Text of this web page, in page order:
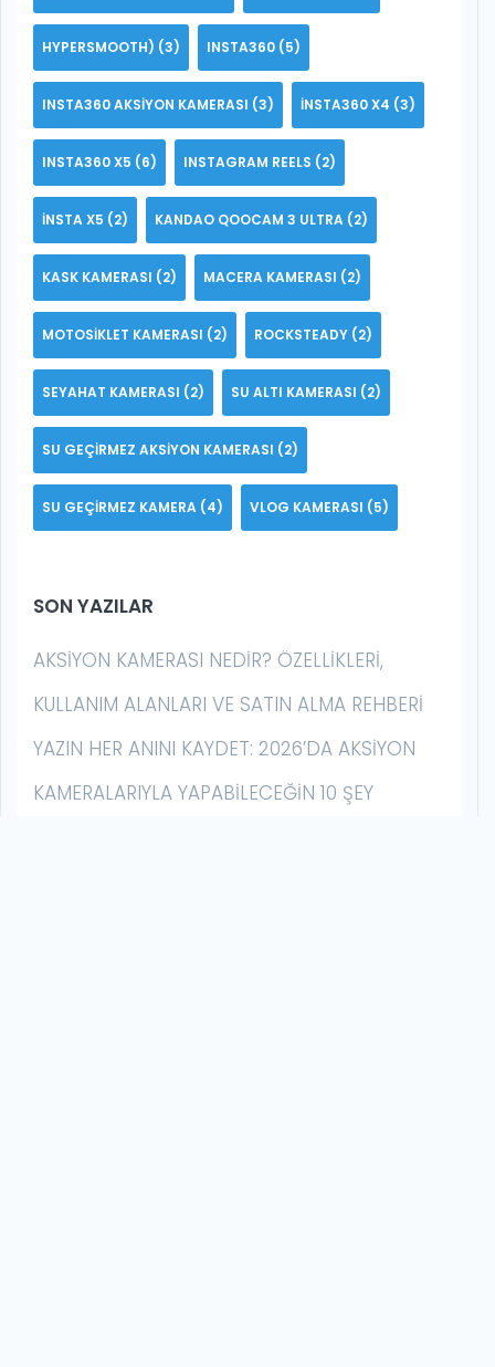
HYPERSMOOTH) (3) INSTA360 (5)
INSTA360 AKSIYON KAMERASI (3) INSTA360 X4 (3)
INSTA360 X5 (6) INSTAGRAM REELS (2)
INSTA X5 (2) KANDAO QOOCAM 3 ULTRA (2)
KASK KAMERASI (2) MACERA KAMERASI (2)
MOTOSIKLET KAMERASI (2) ROCKSTEADY (2)
SEYAHAT KAMERASI (2) SU ALTI KAMERASI (2)
SU GEÇIRMEZ AKSIYON KAMERASI (2)
SU GEÇIRMEZ KAMERA (4) VLOG KAMERASI (5)
SON YAZILAR
AKSIYON KAMERASI NEDIR? ÖZELLIKLERI,
KULLANIM ALANLARI VE SATIN ALMA REHBERI
YAZIN HER ANINI KAYDET: 2026’DA AKSIYON
KAMERALARIYLA YAPABILECEĞIN 10 ŞEY